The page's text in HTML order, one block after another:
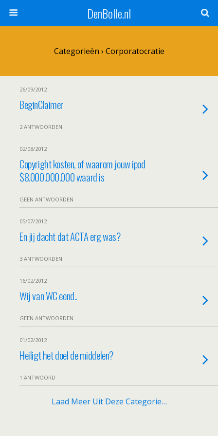
DenBolle.nl
Categorieën › Corporatocratie
26/09/2012
BeginClaimer
2 ANTWOORDEN
02/08/2012
Copyright kosten, of waarom jouw ipod
$8.000.000.000 waard is
GEEN ANTWOORDEN
05/07/2012
En jij dacht dat ACTA erg was?
3 ANTWOORDEN
16/02/2012
Wij van WC eend..
GEEN ANTWOORDEN
01/02/2012
Heiligt het doel de middelen?
1 ANTWOORD
Laad Meer Uit Deze Categorie…